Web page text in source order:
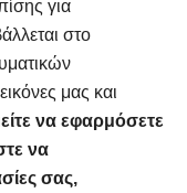
για
στο
μας και
να εφαρμόσετε
να
σας,